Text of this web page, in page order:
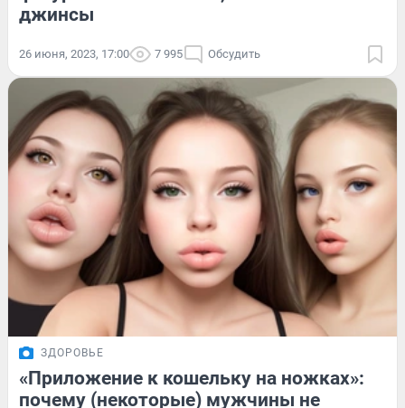
джинсы
26 июня, 2023, 17:00 7 995 Обсудить
ЗДОРОВЬЕ
«Приложение к кошельку на ножках»:
почему (некоторые) мужчины не